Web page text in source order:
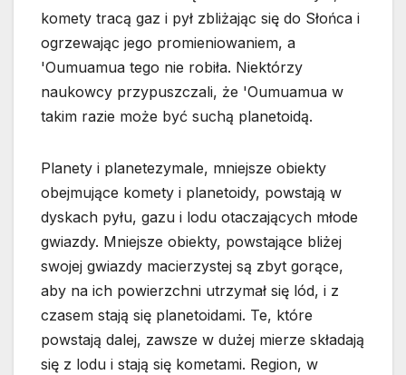
komety tracą gaz i pył zbliżając się do Słońca i
ogrzewając jego promieniowaniem, a
'Oumuamua tego nie robiła. Niektórzy
naukowcy przypuszczali, że 'Oumuamua w
takim razie może być suchą planetoidą.
Planety i planetezymale, mniejsze obiekty
obejmujące komety i planetoidy, powstają w
dyskach pyłu, gazu i lodu otaczających młode
gwiazdy. Mniejsze obiekty, powstające bliżej
swojej gwiazdy macierzystej są zbyt gorące,
aby na ich powierzchni utrzymał się lód, i z
czasem stają się planetoidami. Te, które
powstają dalej, zawsze w dużej mierze składają
się z lodu i stają się kometami. Region, w